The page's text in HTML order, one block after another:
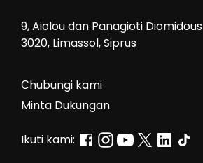
9, Aiolou dan Panagioti Diomidous
3020, Limassol, Siprus
Сhubungi kami
Minta Dukungan
Ikuti kami: